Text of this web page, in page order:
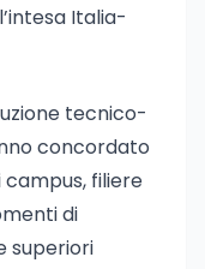
Italia-
tecnico-
concordato
filiere
di
superiori